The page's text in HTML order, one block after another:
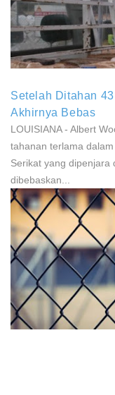
Paparan
Parkinson Dan
Setelah Ditahan
Akhirnya Bebas
LOUISIANA - Albert
tahanan terlama
Serikat yang dipenjara
dibebaskan...